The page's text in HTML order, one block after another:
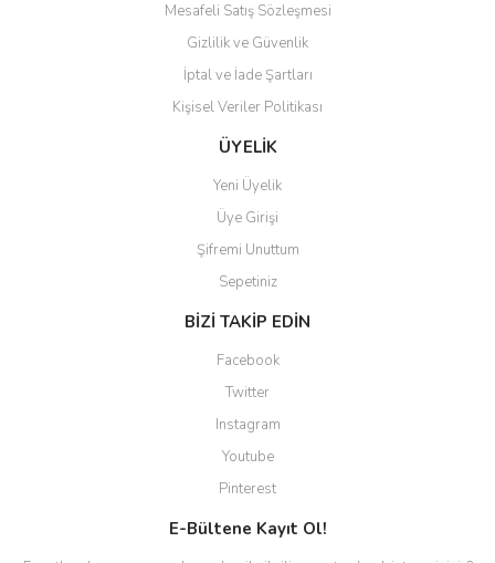
Gönder
Mesafeli Satış Sözleşmesi
Gizlilik ve Güvenlik
İptal ve İade Şartları
Kişisel Veriler Politikası
ÜYELİK
Yeni Üyelik
Üye Girişi
Şifremi Unuttum
Sepetiniz
BİZİ TAKİP EDİN
Facebook
Twitter
Instagram
Youtube
Pinterest
E-Bültene Kayıt Ol!